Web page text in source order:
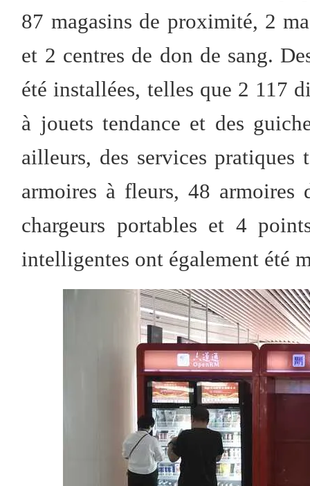
87 magasins de proximité, 2
et 2 centres de don de sang.
été installées, telles que 2 117
à jouets tendance et des
ailleurs, des services
armoires à fleurs, 48 armoires
chargeurs portables et 4
intelligentes ont également été